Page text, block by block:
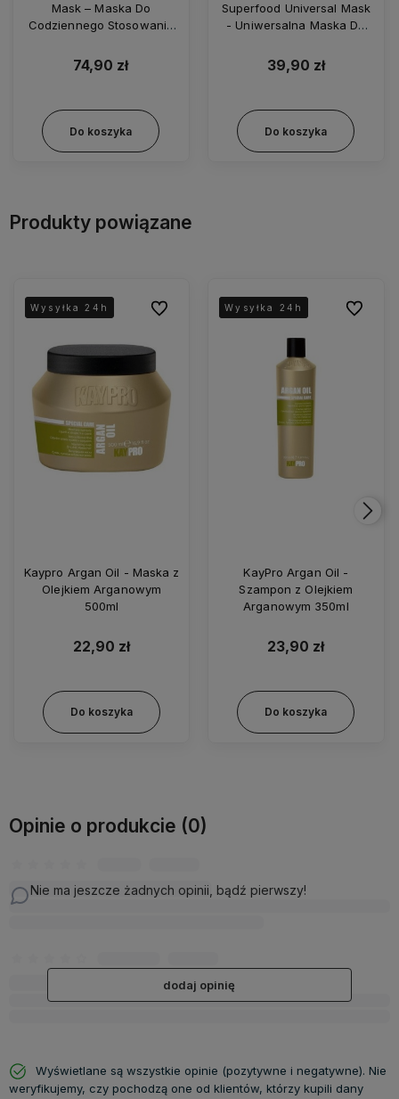
Mask – Maska Do
Codziennego Stosowania
74,90 zł
Do koszyka
Superfood Universal Mask
- Uniwersalna Maska Do
39,90 zł
Do koszyka
Produkty powiązane
Wysyłka 24h
Wysyłka 24h
Kaypro Argan Oil - Maska z
Olejkiem Arganowym
500ml
22,90 zł
Do koszyka
Do ulubionychWysyłka 24h
Wysyłka 24h
Wysyłka 24h
KayPro Argan Oil -
Szampon z Olejkiem
Arganowym 350ml
23,90 zł
Do koszyka
Do
Opinie o produkcie (0)
Nie ma jeszcze żadnych opinii, bądź pierwszy!
dodaj opinię
Wyświetlane są wszystkie opinie (pozytywne i negatywne). Nie
weryfikujemy, czy pochodzą one od klientów, którzy kupili dany